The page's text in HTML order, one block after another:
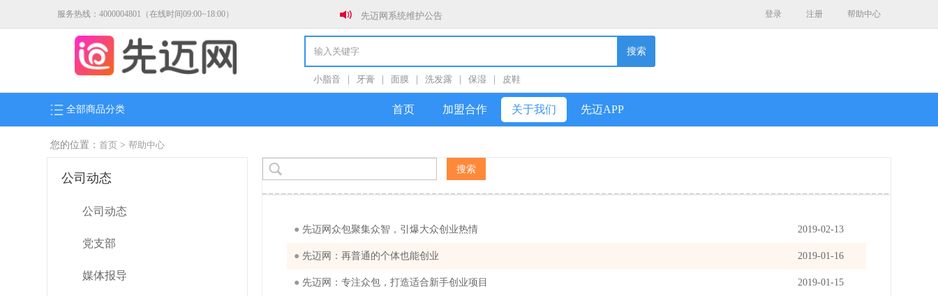
服务热线：4000004801（在线时间09:00~18:00） 先迈网系统维护公告
关于防范社群私加好友诈骗的公告
登录 注册 帮助中心
搜索
小脂音 牙膏 面膜 洗发露 保湿 皮鞋
全部商品分类 首页 加盟合作 关于我们 先迈APP
您的位置： 首页 > 帮助中心
公司动态
公司动态
党支部
媒体报导
● 先迈网众包聚集众智，引爆大众创业热情 2019-02-13
● 先迈网：再普通的个体也能创业 2019-01-16
● 先迈网：专注众包，打造适合新手创业项目 2019-01-15